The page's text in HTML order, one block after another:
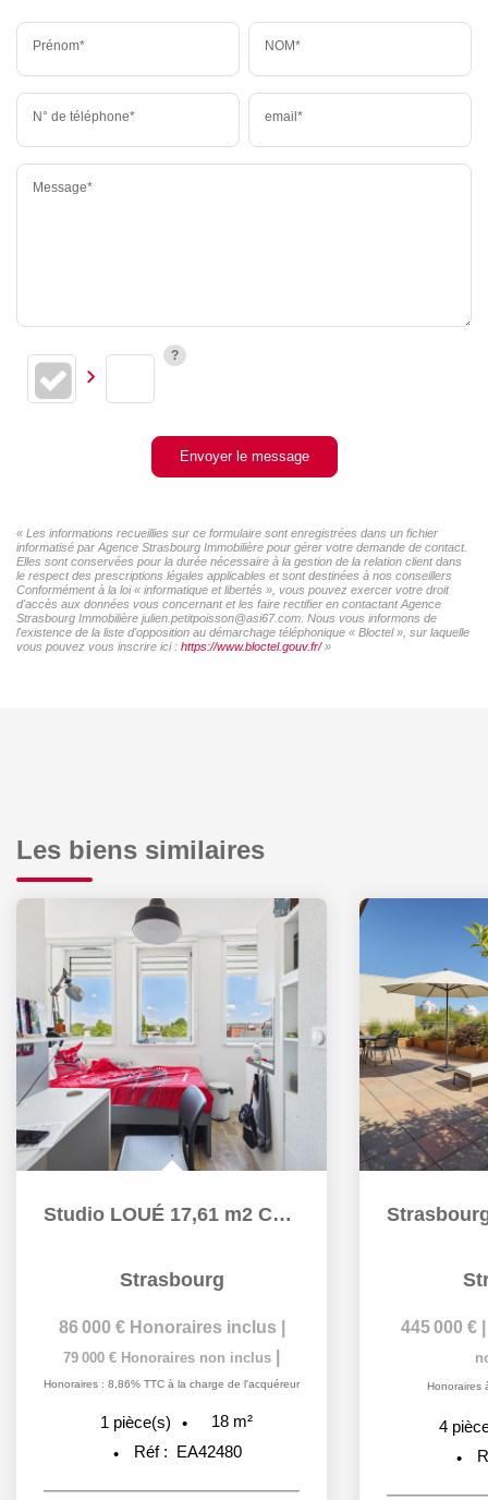
Prénom* NOM*
N° de téléphone* email*
Message*
Envoyer le message
« Les informations recueillies sur ce formulaire sont enregistrées dans un fichier
informatisé par Agence Strasbourg Immobilière pour gérer votre demande de contact.
Elles sont conservées pour la durée nécessaire à la gestion de la relation client dans
le respect des prescriptions légales applicables et sont destinées à nos conseillers
Conformément à la loi « informatique et libertés », vous pouvez exercer votre droit
d'accès aux données vous concernant et les faire rectifier en contactant Agence
Strasbourg Immobilière julien.petitpoisson@asi67.com. Nous vous informons de
l'existence de la liste d'opposition au démarchage téléphonique « Bloctel », sur laquelle
vous pouvez vous inscrire ici : https://www.bloctel.gouv.fr/»
Les biens similaires
Studio LOUÉ 17,61 m2 CENTRE
Strasbourg
86 000 € Honoraires inclus
79 000 € Honoraires non inclus
Honoraires : 8,86% TTC à la charge de l'acquéreur
1 pièce(s) 18 m²
Réf : EA42480
445 000 €
Honoraires
4